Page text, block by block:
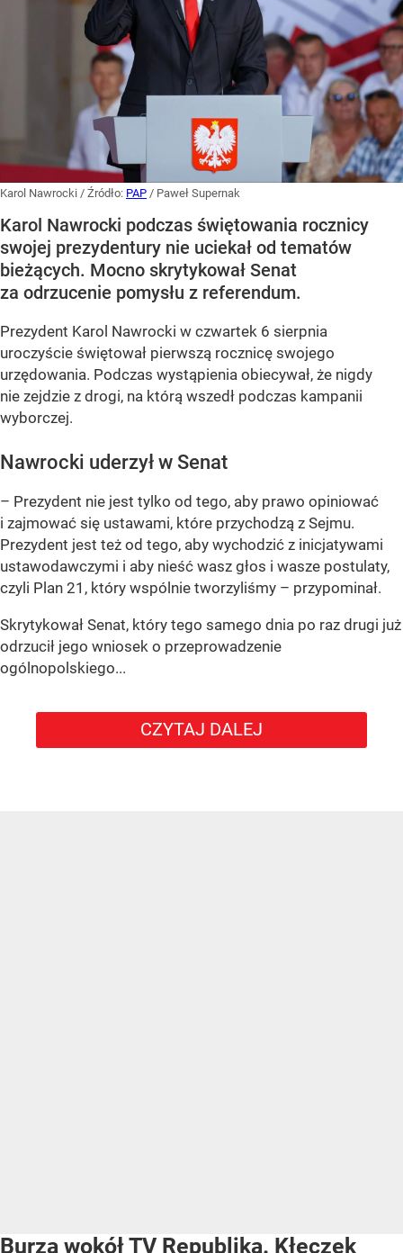
Karol Nawrocki / Źródło: PAP / Paweł Supernak
Karol Nawrocki podczas świętowania rocznicy
swojej prezydentury nie uciekał od tematów
bieżących. Mocno skrytykował Senat
za odrzucenie pomysłu z referendum.
Prezydent Karol Nawrocki w czwartek 6 sierpnia
uroczyście świętował pierwszą rocznicę swojego
urzędowania. Podczas wystąpienia obiecywał, że nigdy
nie zejdzie z drogi, na którą wszedł podczas kampanii
wyborczej.
Nawrocki uderzył w Senat
– Prezydent nie jest tylko od tego, aby prawo opiniować
i zajmować się ustawami, które przychodzą z Sejmu.
Prezydent jest też od tego, aby wychodzić z inicjatywami
ustawodawczymi i aby nieść wasz głos i wasze postulaty,
czyli Plan 21, który wspólnie tworzyliśmy – przypominał.
Skrytykował Senat, który tego samego dnia po raz drugi już
odrzucił jego wniosek o przeprowadzenie
ogólnopolskiego...
CZYTAJ DALEJ
Burza wokół TV Republika. Kłeczek